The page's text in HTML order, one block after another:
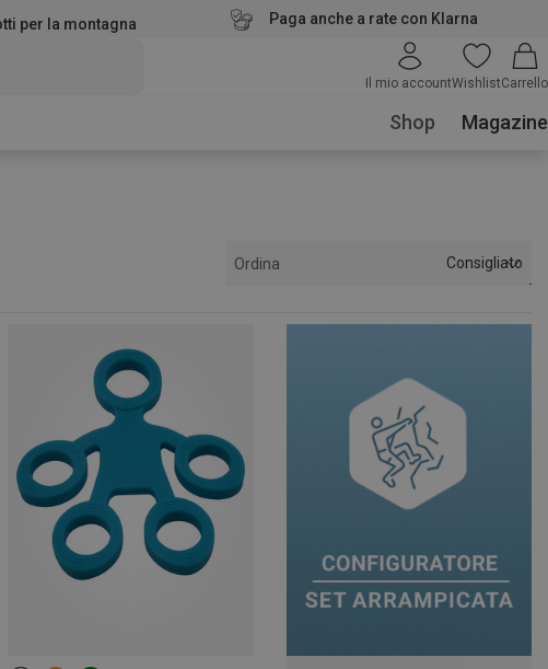
per la montagna Paga anche a rate con Klarna
Il mio accountWishlistCarrello
Shop Magazine
Ordina Consigliato